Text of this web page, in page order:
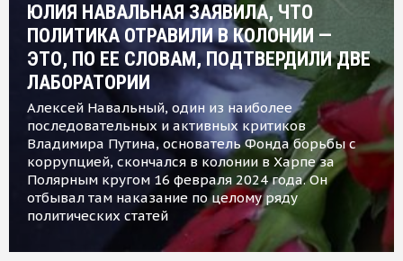
ЮЛИЯ НАВАЛЬНАЯ ЗАЯВИЛА, ЧТО
ПОЛИТИКА ОТРАВИЛИ В КОЛОНИИ —
ЭТО, ПО ЕЕ СЛОВАМ, ПОДТВЕРДИЛИ ДВЕ
ЛАБОРАТОРИИ
Алексей Навальный, один из наиболее
последовательных и активных критиков
Владимира Путина, основатель Фонда борьбы с
коррупцией, скончался в колонии в Харпе за
Полярным кругом 16 февраля 2024 года. Он
отбывал там наказание по целому ряду
политических статей